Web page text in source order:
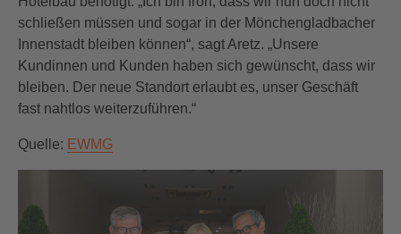
schließen müssen und sogar in der Mönchengladbacher
Innenstadt bleiben können“, sagt Aretz. „Unsere
Kundinnen und Kunden haben sich gewünscht, dass wir
bleiben. Der neue Standort erlaubt es, unser Geschäft
fast nahtlos weiterzuführen.“
Quelle: EWMG